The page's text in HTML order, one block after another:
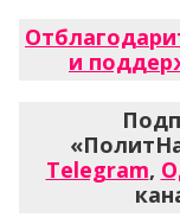
и
Telegram,